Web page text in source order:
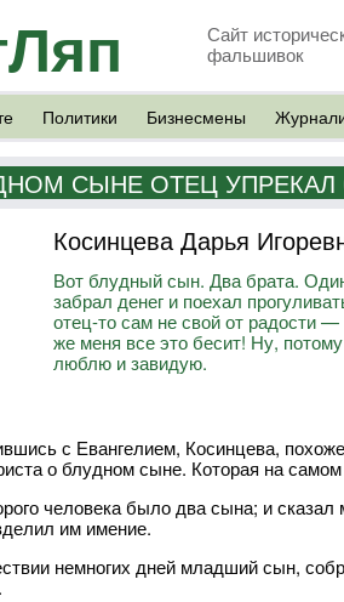
Сайт
фальшивок
Политики Бизнесмены
СЫНЕ ОТЕЦ
Косинцева Дарья
Вот блудный сын. Два брата.
забрал денег и поехал
отец-то сам не свой от радости
же меня все это бесит! Ну,
люблю и завидую.
с Евангелием, Косинцева,
о блудном сыне. Которая на
человека было два сына; и
им имение.
немногих дней младший сын,